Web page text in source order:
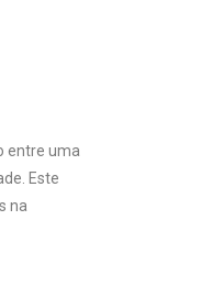
entre uma
Este
na